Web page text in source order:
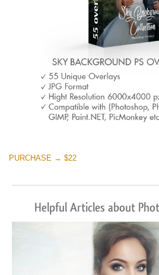
PURCHASE → $22
Helpful Articles about